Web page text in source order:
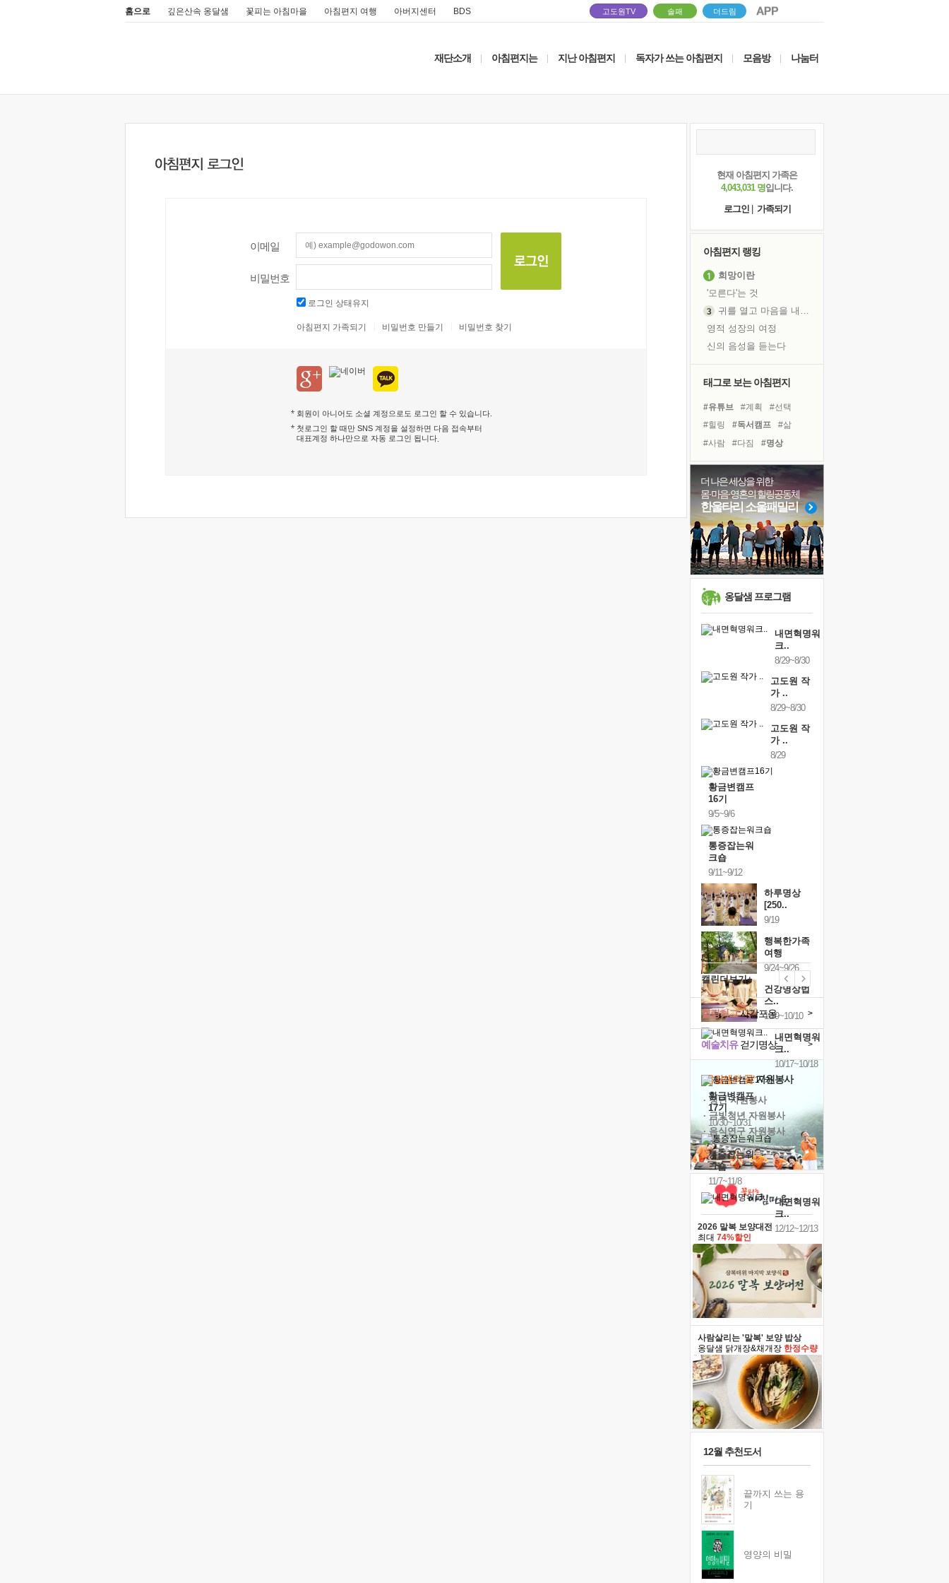
홈으로 깊은산속 옹달샘 꽃피는 아침마을 아침편지 여행 아버지센터 BDS 고도원TV 솔패 더드림
재단소개 아침편지는 지난 아침편지 독자가 쓰는 아침편지 모음방 나눔터
이메일
비밀번호
로그인 상태유지
아침편지 가족되기 비밀번호 만들기 비밀번호 찾기
회원이 아니어도 소셜 계정으로도 로그인 할 수 있습니다.
첫로그인 할 때만 SNS 계정을 설정하면 다음 접속부터
대표계정 하나만으로 자동 로그인 됩니다
현재 아침편지 가족은
4,043,031 명입니다.
로그인
가족되기
아침편지 랭킹
희망이란
'모른다'는 것
귀를 열고 마음을 내어주고
영적 성장의 여정
신의 음성을 듣는다
극과 극의 양 끝단
'말 타는 법'을 먼저
졸업식 사진을 보며
극심한 변비, 어깨결림, 수면 장애
아픈 아버지를 위한 공간 설계
슬럼프
보고 싶은 어머니
유년 시절의 부산 영도 바다
못된 꼰대들
너무 황홀한 꽃들이여!
태그로 보는 아침편지
#유튜브 #계획
#선택
#힐링
#독서캠프
#삶
#사람
#다짐
#명상
#아이들
#도움
#독서
#비전캠프
#건강
#친구
#나눔
#리더
#극복
#바이러스
#희망
#면역력
더 나은 세상을 위한
몸·마음·영혼의 힐링공동체
한울타리 소울패밀리
옹달샘 프로그램
내면혁명워
크..
8/29~8/30
고도원 작
가 ..
8/29~8/30
고도원 작
가 ..
8/29
황금변캠프
16기
9/5~9/6
통증잡는워
크숍
9/11~9/12
하루명상
[250..
9/19
행복한가족
여행
9/24~9/26
건강명상법
스..
10/9~10/10
내면혁명워
크..
10/17~10/18
황금변캠프
17기
10/30~10/31
통증잡는워
크숍
11/7~11/8
내면혁명워
크..
12/12~12/13
캘린더보기+
예술치유걷기명상 >
힐링허그사감포옹 >
'옹달샘의 꽃'자원봉사
· 청년 자원봉사
· 금빛청년 자원봉사
· 음식연구 자원봉사
2026 말복 보양대전
최대 74%할인
사람살리는 '말복' 보양 밥상
옹달샘 닭개장&채개장 한정수량
12월 추천도서
끝까지 쓰는 용
기
영양의 비밀